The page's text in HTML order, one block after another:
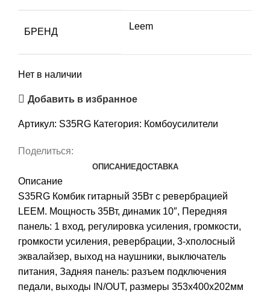
БРЕНД
Leem
Нет в наличии
Добавить в избранное
Артикул: S35RG Категория: Комбоусилители
Поделиться:
ОПИСАНИЕДОСТАВКА
Описание
S35RG Комбик гитарный 35Вт c ревербрацией
LEEM. Мощность 35Вт, динамик 10″, Передняя
панель: 1 вход, регулировка усиления, громкости,
громкости усиления, ревербрации, 3-хполосный
эквалайзер, выход на наушники, выключатель
питания, Задняя панель: разъем подключения
педали, выходы IN/OUT, размеры 353х400х202мм